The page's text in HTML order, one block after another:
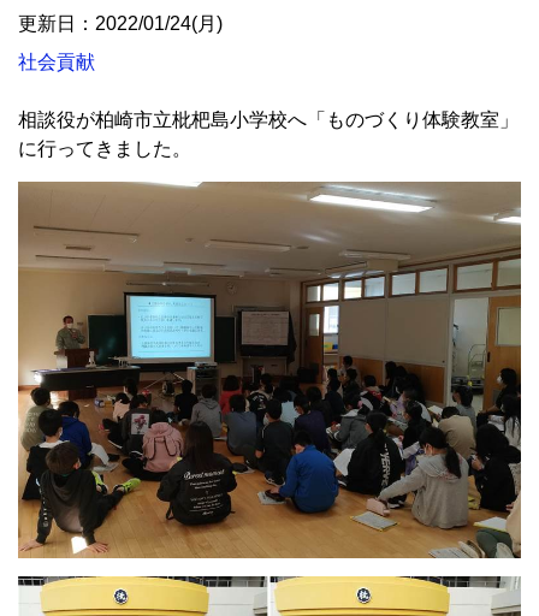
更新日：2022/01/24(月)
社会貢献
相談役が柏崎市立枇杷島小学校へ「ものづくり体験教室」
に行ってきました。